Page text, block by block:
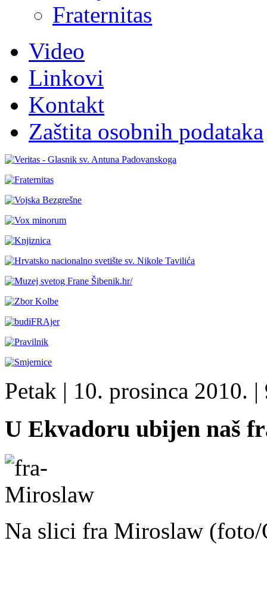
Fraternitas
Video
Linkovi
Kontakt
Zaštita osobnih podataka
Petak | 10. prosinca 2010. |
U Ekvadoru ubijen naš
Na slici fra Miroslaw